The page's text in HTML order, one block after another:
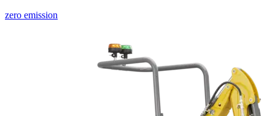
zero emission